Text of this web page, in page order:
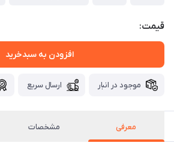
قیمت:
افزودن به سبدخرید
موجود در انبار ارسال سریع
معرفی مشخصات